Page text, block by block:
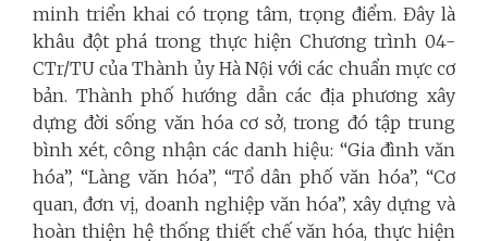
minh triển khai có trọng tâm, trọng điểm. Đây là
khâu đột phá trong thực hiện Chương trình 04-
CTr/TU của Thành ủy Hà Nội với các chuẩn mực cơ
bản. Thành phố hướng dẫn các địa phương xây
dựng đời sống văn hóa cơ sở, trong đó tập trung
bình xét, công nhận các danh hiệu: “Gia đình văn
hóa”, “Làng văn hóa”, “Tổ dân phố văn hóa”, “Cơ
quan, đơn vị, doanh nghiệp văn hóa”, xây dựng và
hoàn thiện hệ thống thiết chế văn hóa, thực hiện